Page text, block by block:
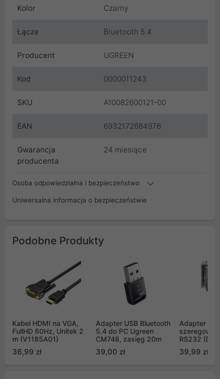
Kolor Czarny
Łącze Bluetooth 5.4
Producent UGREEN
Kod 0000011243
SKU A10082600121-00
EAN 6932172684976
Gwarancja
producenta
24 miesiące
Osoba odpowiedzialna i bezpieczeństwo
Uniwersalna informacja o bezpieczeństwie
Podobne Produkty
Kabel HDMI na VGA,
FullHD 60Hz, Unitek 2
m (V1185A01)
36,99 zł
Adapter USB Bluetooth
5.4 do PC Ugreen
CM748, zasięg 20m
39,00 zł
Adapter
szeregowy
RS232
39,99 zł